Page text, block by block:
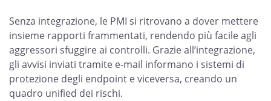
Senza integrazione, le PMI si ritrovano a dover mettere
insieme rapporti frammentati, rendendo più facile agli
aggressori sfuggire ai controlli. Grazie all’integrazione,
gli avvisi inviati tramite e-mail informano i sistemi di
protezione degli endpoint e viceversa, creando un
quadro unified dei rischi.